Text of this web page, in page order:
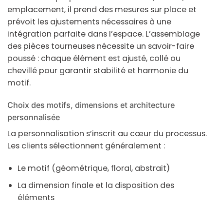
emplacement, il prend des mesures sur place et
prévoit les ajustements nécessaires à une
intégration parfaite dans l’espace. L’assemblage
des pièces tourneuses nécessite un savoir-faire
poussé : chaque élément est ajusté, collé ou
chevillé pour garantir stabilité et harmonie du
motif.
Choix des motifs, dimensions et architecture
personnalisée
La personnalisation s’inscrit au cœur du processus.
Les clients sélectionnent généralement :
Le motif (géométrique, floral, abstrait)
La dimension finale et la disposition des
éléments